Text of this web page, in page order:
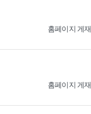
홈페이지 게재
홈페이지 게재